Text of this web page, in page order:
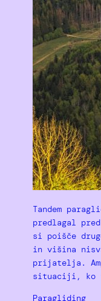
Tandem
predlagal
si poišče
in višina
prijatelja.
situaciji,
Paragliding